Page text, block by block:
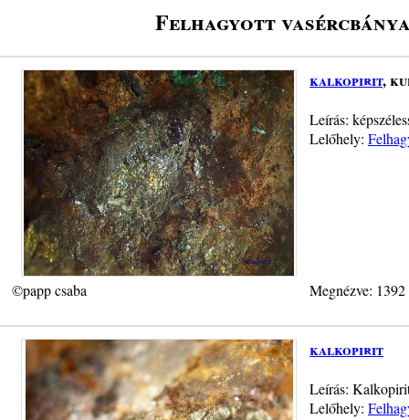
Felhagyott
kalkopirit,
Leírás:
Lelőhely:
©papp csaba Megnézve:
kalkopirit
Leírás:
Lelőhely: